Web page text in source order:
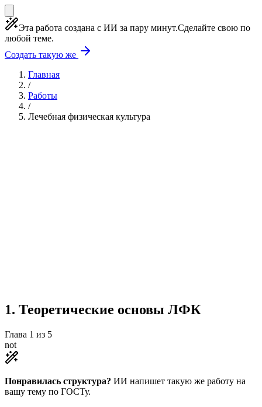
Эта работа создана с ИИ за пару минут.Сделайте свою по
любой теме.
Создать такую же
Главная
/
Работы
/
Лечебная физическая культура
1. Теоретические основы ЛФК
Глава 1 из 5
not
Понравилась структура? ИИ напишет такую же работу на
вашу тему по ГОСТу.